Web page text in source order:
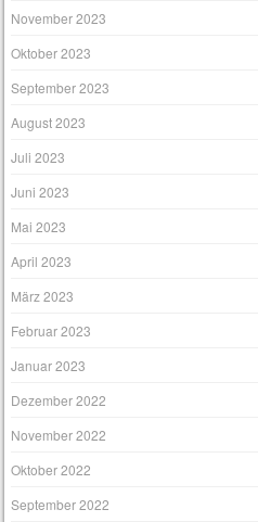
November 2023
Oktober 2023
September 2023
August 2023
Juli 2023
Juni 2023
Mai 2023
April 2023
März 2023
Februar 2023
Januar 2023
Dezember 2022
November 2022
Oktober 2022
September 2022